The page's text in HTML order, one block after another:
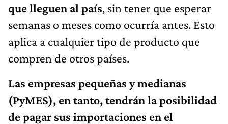
que lleguen al país, sin tener que esperar
semanas o meses como ocurría antes. Esto
aplica a cualquier tipo de producto que
compren de otros países.
Las empresas pequeñas y medianas
(PyMES), en tanto, tendrán la posibilidad
de pagar sus importaciones en el